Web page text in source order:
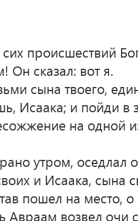
происшествий
Он сказал: вот я.
сына твоего,
Исаака; и пойди
на одной
утром, оседлал
и Исаака, сына
пошел на место, о
Авраам возвел очи